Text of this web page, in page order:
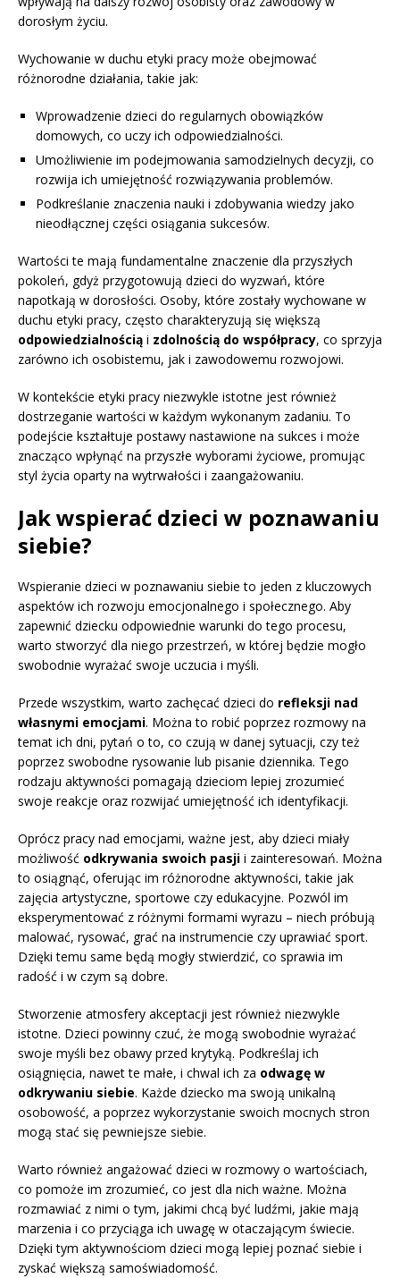
dorosłym życiu.
Wychowanie w duchu etyki pracy może obejmować
różnorodne działania, takie jak:
Wprowadzenie dzieci do regularnych obowiązków
domowych, co uczy ich odpowiedzialności.
Umożliwienie im podejmowania samodzielnych decyzji, co
rozwija ich umiejętność rozwiązywania problemów.
Podkreślanie znaczenia nauki i zdobywania wiedzy jako
nieodłącznej części osiągania sukcesów.
Wartości te mają fundamentalne znaczenie dla przyszłych
pokoleń, gdyż przygotowują dzieci do wyzwań, które
napotkają w dorosłości. Osoby, które zostały wychowane w
duchu etyki pracy, często charakteryzują się większą
odpowiedzialnością i zdolnością do współpracy, co sprzyja
zarówno ich osobistemu, jak i zawodowemu rozwojowi.
W kontekście etyki pracy niezwykle istotne jest również
dostrzeganie wartości w każdym wykonanym zadaniu. To
podejście kształtuje postawy nastawione na sukces i może
znacząco wpłynąć na przyszłe wyborami życiowe, promując
styl życia oparty na wytrwałości i zaangażowaniu.
Jak wspierać dzieci w poznawaniu
siebie?
Wspieranie dzieci w poznawaniu siebie to jeden z kluczowych
aspektów ich rozwoju emocjonalnego i społecznego. Aby
zapewnić dziecku odpowiednie warunki do tego procesu,
warto stworzyć dla niego przestrzeń, w której będzie mogło
swobodnie wyrażać swoje uczucia i myśli.
Przede wszystkim, warto zachęcać dzieci do refleksji nad
własnymi emocjami. Można to robić poprzez rozmowy na
temat ich dni, pytań o to, co czują w danej sytuacji, czy też
poprzez swobodne rysowanie lub pisanie dziennika. Tego
rodzaju aktywności pomagają dzieciom lepiej zrozumieć
swoje reakcje oraz rozwijać umiejętność ich identyfikacji.
Oprócz pracy nad emocjami, ważne jest, aby dzieci miały
możliwość odkrywania swoich pasji i zainteresowań. Można
to osiągnąć, oferując im różnorodne aktywności, takie jak
zajęcia artystyczne, sportowe czy edukacyjne. Pozwól im
eksperymentować z różnymi formami wyrazu – niech próbują
malować, rysować, grać na instrumencie czy uprawiać sport.
Dzięki temu same będą mogły stwierdzić, co sprawia im
radość i w czym są dobre.
Stworzenie atmosfery akceptacji jest również niezwykle
istotne. Dzieci powinny czuć, że mogą swobodnie wyrażać
swoje myśli bez obawy przed krytyką. Podkreślaj ich
osiągnięcia, nawet te małe, i chwal ich za odwagę w
odkrywaniu siebie. Każde dziecko ma swoją unikalną
osobowość, a poprzez wykorzystanie swoich mocnych stron
mogą stać się pewniejsze siebie.
Warto również angażować dzieci w rozmowy o wartościach,
co pomoże im zrozumieć, co jest dla nich ważne. Można
rozmawiać z nimi o tym, jakimi chcą być ludźmi, jakie mają
marzenia i co przyciąga ich uwagę w otaczającym świecie.
Dzięki tym aktywnościom dzieci mogą lepiej poznać siebie i
zyskać większą samoświadomość.